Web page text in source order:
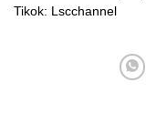
Tikok: Lscchannel